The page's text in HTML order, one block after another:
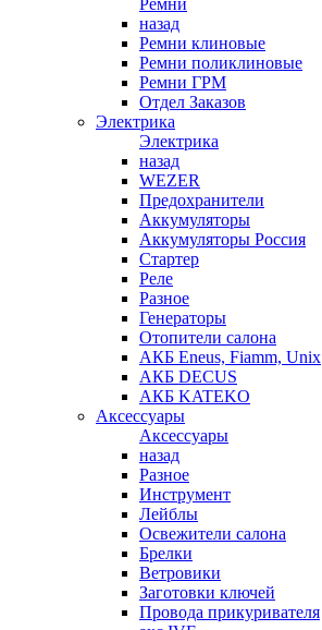
Ремни
назад
Ремни клиновые
Ремни поликлиновые
Ремни ГРМ
Отдел Заказов
Электрика
Электрика
назад
WEZER
Предохранители
Аккумуляторы
Аккумуляторы Россия
Стартер
Реле
Разное
Генераторы
Отопители салона
АКБ Eneus, Fiamm, Unix
АКБ DECUS
АКБ KATEKO
Аксессуары
Аксессуары
назад
Разное
Инструмент
Лейблы
Освежители салона
Брелки
Ветровики
Заготовки ключей
Провода прикуривателя